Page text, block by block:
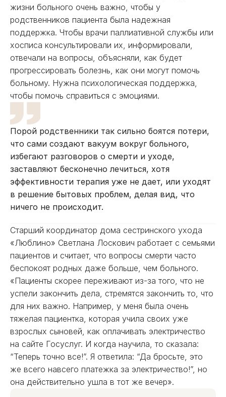
жизни больного очень важно, чтобы у
родственников пациента была надежная
поддержка. Чтобы врачи паллиативной службы или
хосписа консультировали их, информировали,
отвечали на вопросы, объясняли, как будет
прогрессировать болезнь, как они могут помочь
больному. Нужна психологическая поддержка,
чтобы помочь справиться с эмоциями.
Порой родственники так сильно боятся потери,
что сами создают вакуум вокруг больного,
избегают разговоров о смерти и уходе,
заставляют бесконечно лечиться, хотя
эффективности терапия уже не дает, или уходят
в решение бытовых проблем, делая вид, что
ничего не происходит.
Старший координатор дома сестринского ухода
«Люблино» Светлана Лоскович работает с семьями
пациентов и считает, что вопросы смерти часто
беспокоят родных даже больше, чем больного.
«Пациенты скорее переживают из-за того, что не
успели закончить дела, стремятся закончить то, что
для них важно. Например, у меня была очень
тяжелая пациентка, которая учила своих уже
взрослых сыновей, как оплачивать электричество
на сайте Госуслуг. И когда научила, то сказала:
“Теперь точно все!”. Я ответила: “Да бросьте, это
же всего навсего платежка за электричество!”, но
она действительно ушла в тот же вечер».